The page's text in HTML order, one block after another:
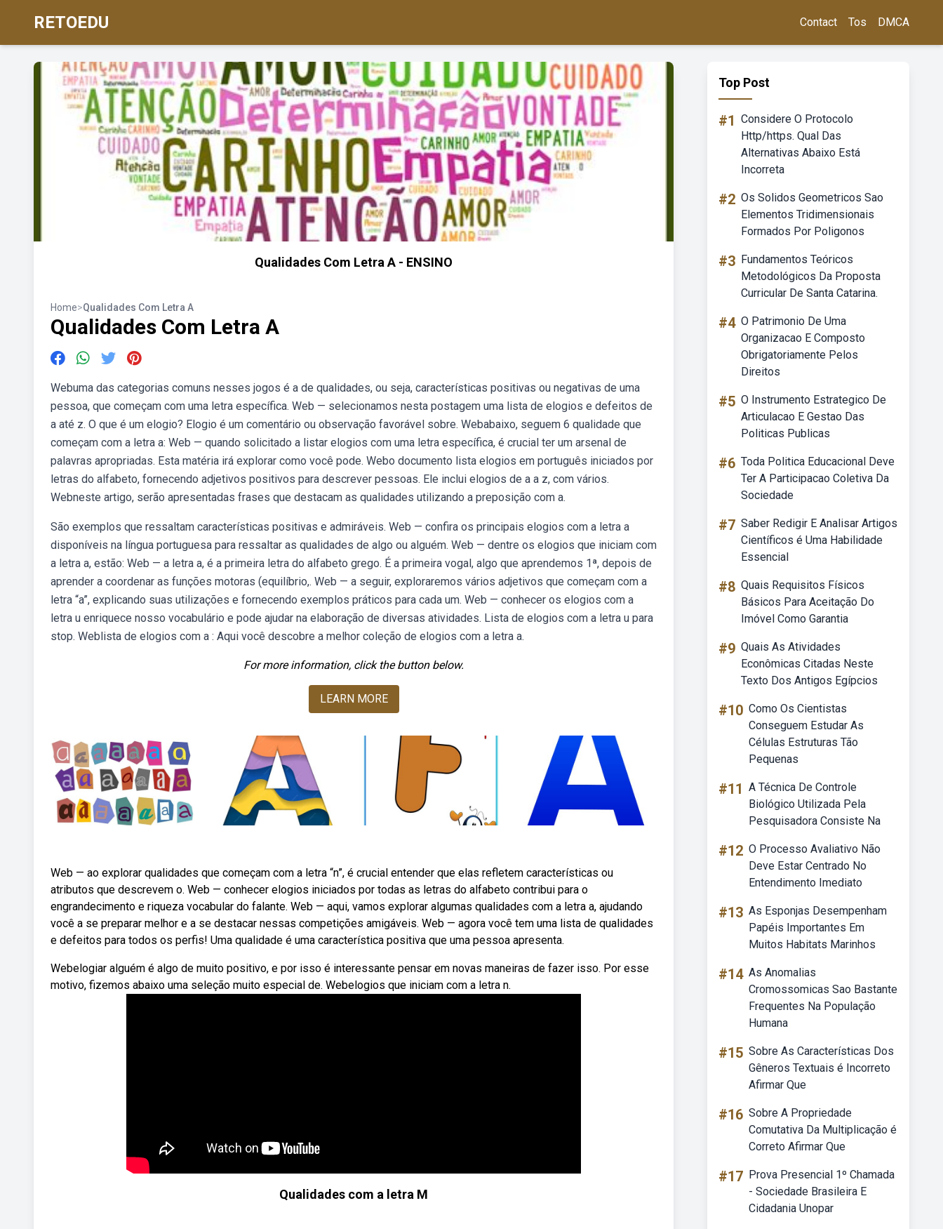
RETOEDU Contact Tos DMCA
Qualidades Com Letra A - ENSINO
Home>Qualidades Com Letra A
Qualidades Com Letra A
Webuma das categorias comuns nesses jogos é a de qualidades, ou seja, características positivas ou negativas de uma
pessoa, que começam com uma letra específica. Web — selecionamos nesta postagem uma lista de elogios e defeitos de
a até z. O que é um elogio? Elogio é um comentário ou observação favorável sobre. Webabaixo, seguem 6 qualidade que
começam com a letra a: Web — quando solicitado a listar elogios com uma letra específica, é crucial ter um arsenal de
palavras apropriadas. Esta matéria irá explorar como você pode. Webo documento lista elogios em português iniciados por
letras do alfabeto, fornecendo adjetivos positivos para descrever pessoas. Ele inclui elogios de a a z, com vários.
Webneste artigo, serão apresentadas frases que destacam as qualidades utilizando a preposição com a.
São exemplos que ressaltam características positivas e admiráveis. Web — confira os principais elogios com a letra a
disponíveis na língua portuguesa para ressaltar as qualidades de algo ou alguém. Web — dentre os elogios que iniciam com
a letra a, estão: Web — a letra a, é a primeira letra do alfabeto grego. É a primeira vogal, algo que aprendemos 1ª, depois de
aprender a coordenar as funções motoras (equilíbrio,. Web — a seguir, exploraremos vários adjetivos que começam com a
letra “a”, explicando suas utilizações e fornecendo exemplos práticos para cada um. Web — conhecer os elogios com a
letra u enriquece nosso vocabulário e pode ajudar na elaboração de diversas atividades. Lista de elogios com a letra u para
stop. Weblista de elogios com a : Aqui você descobre a melhor coleção de elogios com a letra a.
For more information, click the button below.
LEARN MORE
Web — ao explorar qualidades que começam com a letra “n”, é crucial entender que elas refletem características ou
atributos que descrevem o. Web — conhecer elogios iniciados por todas as letras do alfabeto contribui para o
engrandecimento e riqueza vocabular do falante. Web — aqui, vamos explorar algumas qualidades com a letra a, ajudando
você a se preparar melhor e a se destacar nessas competições amigáveis. Web — agora você tem uma lista de qualidades
e defeitos para todos os perfis! Uma qualidade é uma característica positiva que uma pessoa apresenta.
Webelogiar alguém é algo de muito positivo, e por isso é interessante pensar em novas maneiras de fazer isso. Por esse
motivo, fizemos abaixo uma seleção muito especial de. Webelogios que iniciam com a letra n.
Qualidades com a letra M
Top Post
#1 Considere O Protocolo
Http/https. Qual Das
Alternativas Abaixo Está
Incorreta
#2 Os Solidos Geometricos Sao
Elementos Tridimensionais
Formados Por Poligonos
#3 Fundamentos Teóricos
Metodológicos Da Proposta
Curricular De Santa Catarina.
#4 O Patrimonio De Uma
Organizacao E Composto
Obrigatoriamente Pelos
Direitos
#5 O Instrumento Estrategico De
Articulacao E Gestao Das
Politicas Publicas
#6 Toda Politica Educacional Deve
Ter A Participacao Coletiva Da
Sociedade
#7 Saber Redigir E Analisar Artigos
Científicos é Uma Habilidade
Essencial
#8 Quais Requisitos Físicos
Básicos Para Aceitação Do
Imóvel Como Garantia
#9 Quais As Atividades
Econômicas Citadas Neste
Texto Dos Antigos Egípcios
#10 Como Os Cientistas
Conseguem Estudar As
Células Estruturas Tão
Pequenas
#11 A Técnica De Controle
Biológico Utilizada Pela
Pesquisadora Consiste Na
#12 O Processo Avaliativo Não
Deve Estar Centrado No
Entendimento Imediato
#13 As Esponjas Desempenham
Papéis Importantes Em
Muitos Habitats Marinhos
#14 As Anomalias
Cromossomicas Sao Bastante
Frequentes Na População
Humana
#15 Sobre As Características Dos
Gêneros Textuais é Incorreto
Afirmar Que
#16 Sobre A Propriedade
Comutativa Da Multiplicação é
Correto Afirmar Que
#17 Prova Presencial 1º Chamada
- Sociedade Brasileira E
Cidadania Unopar